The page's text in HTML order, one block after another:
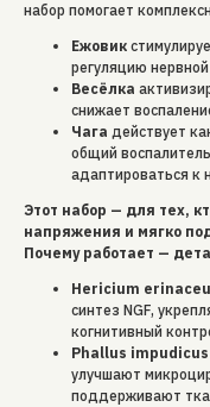
набор помогает
Ежовик
регуляцию
Весёлка
снижает
Чага действует
общий
адаптироваться к
Этот набор — для тех,
напряжения и мягко
Почему работает —
Hericium
синтез NGF,
когнитивный
Phallus
улучшают
поддерживают